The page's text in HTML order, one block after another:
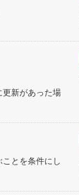
新があった場
とを条件にし